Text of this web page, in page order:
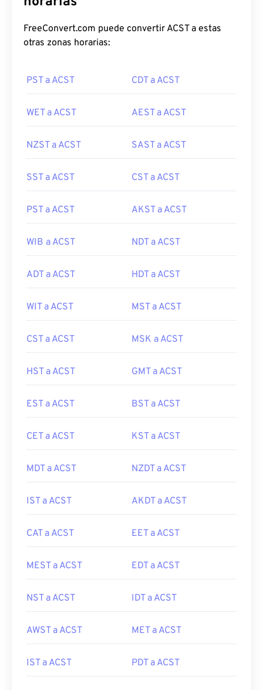
FreeConvert.com puede convertir ACST a estas
otras zonas horarias:
PST a ACST CDT a ACST
WET a ACST AEST a ACST
NZST a ACST SAST a ACST
SST a ACST CST a ACST
PST a ACST AKST a ACST
WIB a ACST NDT a ACST
ADT a ACST HDT a ACST
WIT a ACST MST a ACST
CST a ACST MSK a ACST
HST a ACST GMT a ACST
EST a ACST BST a ACST
CET a ACST KST a ACST
MDT a ACST NZDT a ACST
IST a ACST AKDT a ACST
CAT a ACST EET a ACST
MEST a ACST EDT a ACST
NST a ACST IDT a ACST
AWST a ACST MET a ACST
IST a ACST PDT a ACST